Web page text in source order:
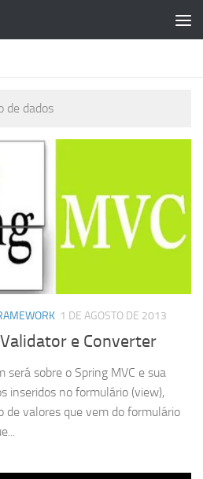
de dados
1 DE AGOSTO DE 2013
e Converter
sobre o Spring MVC e sua
inseridos no formulário (view),
de valores que vem do formulário